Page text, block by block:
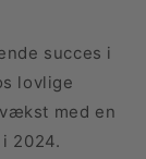
succes i
lovlige
med en
2024.